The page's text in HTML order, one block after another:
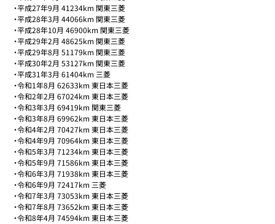
・平成27年9月 41234km 関東三菱
・平成28年3月 44066km 関東三菱
・平成28年10月 46900km 関東三菱
・平成29年2月 48625km 関東三菱
・平成29年8月 51179km 関東三菱
・平成30年2月 53127km 関東三菱
・平成31年3月 61404km 三菱
・令和1年8月 62633km 東日本三菱
・令和2年2月 67024km 東日本三菱
・令和3年3月 69419km 関東三菱
・令和3年8月 69962km 東日本三菱
・令和4年2月 70427km 東日本三菱
・令和4年9月 70964km 東日本三菱
・令和5年3月 71234km 東日本三菱
・令和5年9月 71586km 東日本三菱
・令和6年3月 71938km 東日本三菱
・令和6年9月 72417km 三菱
・令和7年3月 73053km 東日本三菱
・令和7年8月 73652km 東日本三菱
・令和8年4月 74594km 東日本三菱